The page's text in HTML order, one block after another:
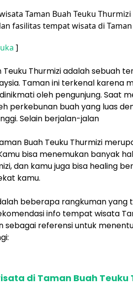
Taman Buah Teuku
fasilitas tempat wisata di
]
Teuku Thurmizi adalah sebuah
Taman ini terkenal
oleh pengunjung. Saat
perkebunan buah yang luas
Selain berjalan-jalan
Buah Teuku Thurmizi
bisa menemukan banyak
dan kamu juga bisa healing
kamu.
beberapa rangkuman yang
info tempat wisata
sebagai referensi untuk
di Taman Buah Teuku